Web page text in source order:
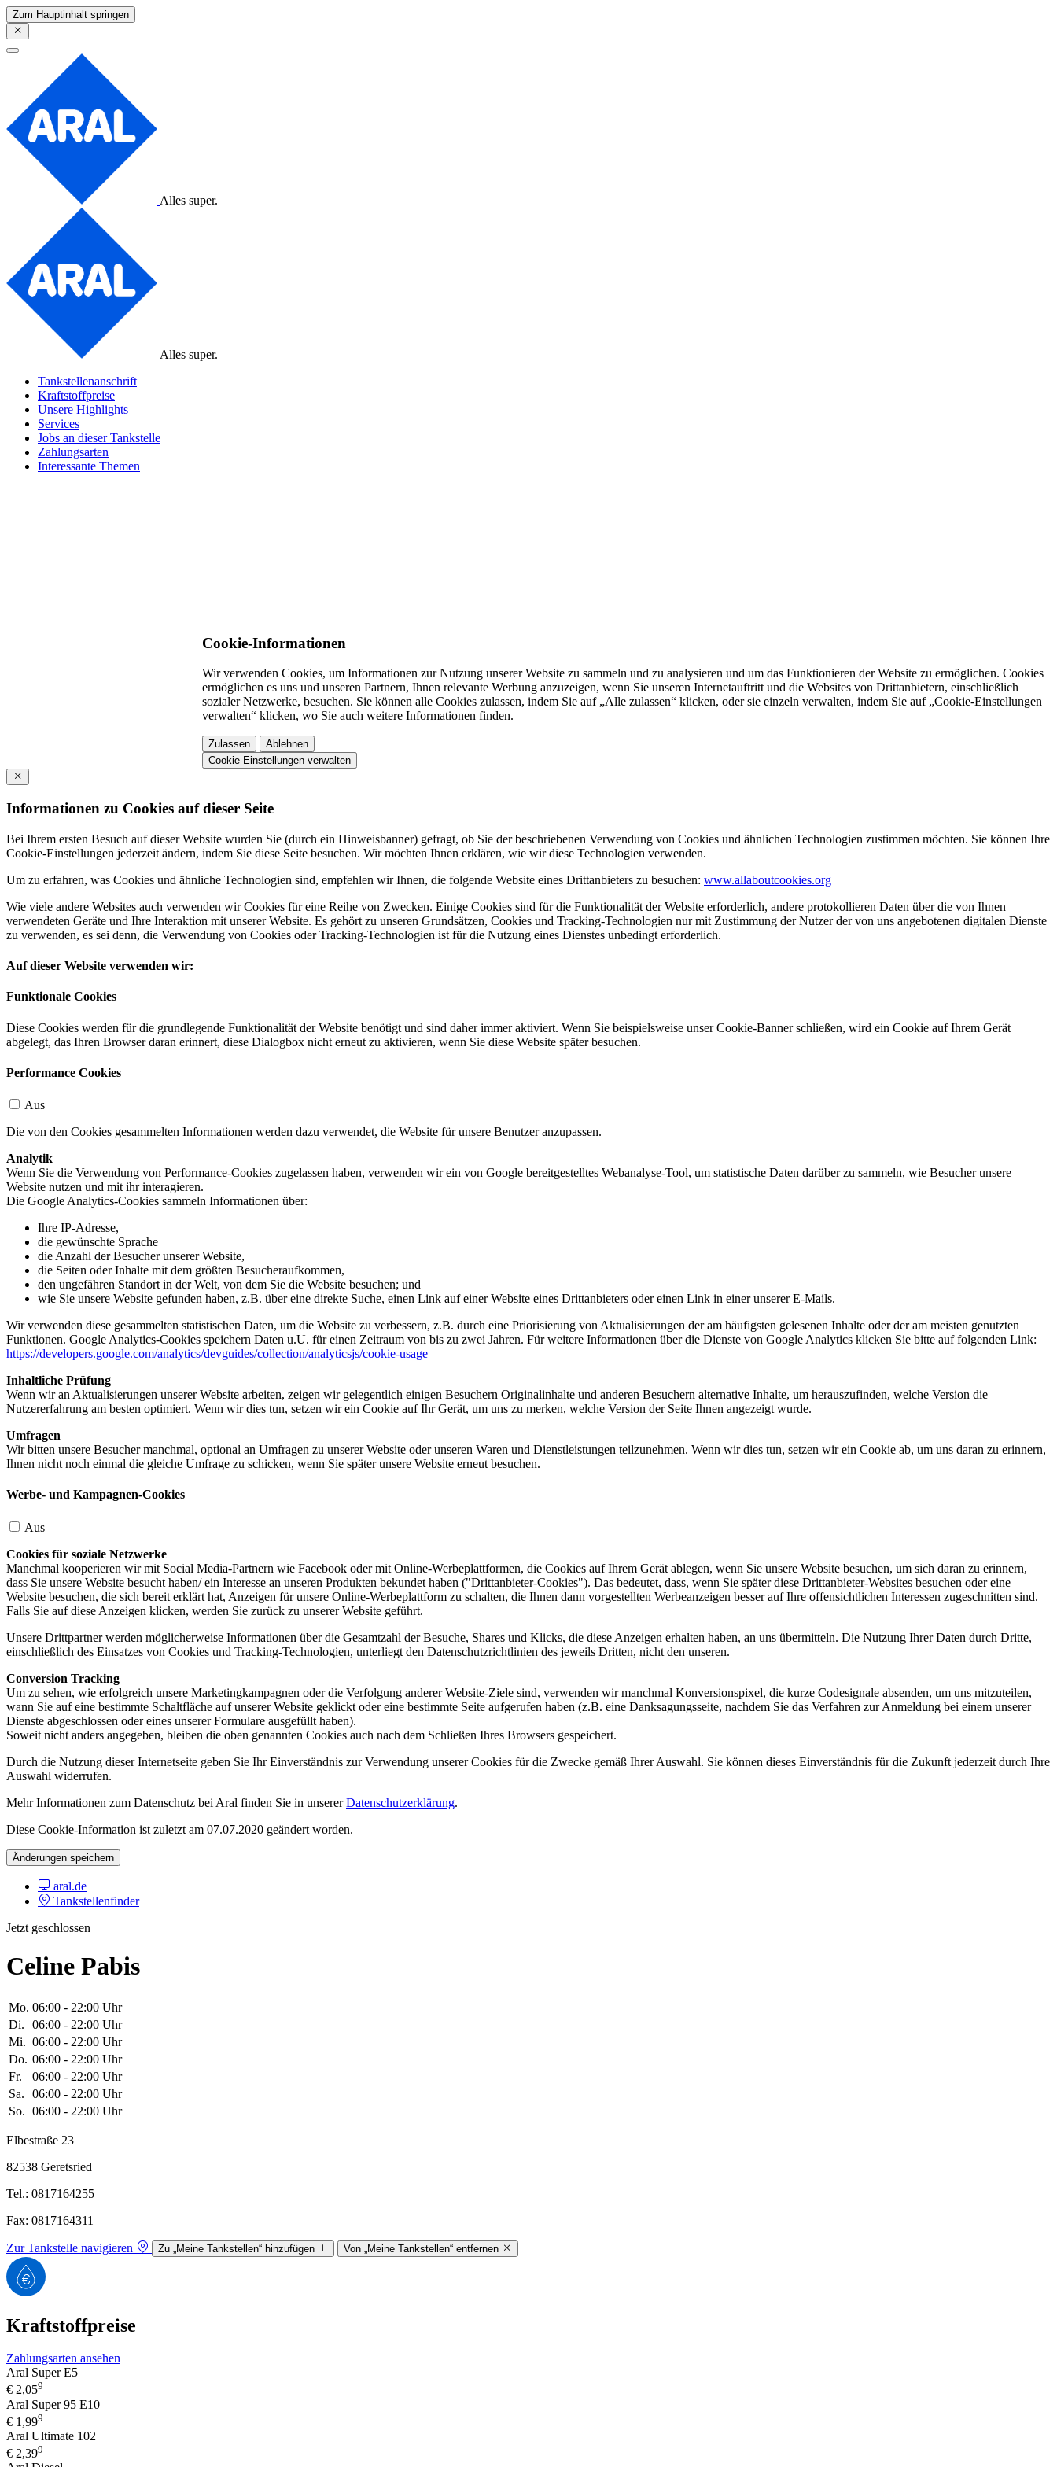
Zum Hauptinhalt springen
Alles super.
Alles super.
Tankstellenanschrift
Kraftstoffpreise
Unsere Highlights
Services
Jobs an dieser Tankstelle
Zahlungsarten
Interessante Themen
Cookie-Informationen
Wir verwenden Cookies, um Informationen zur Nutzung unserer Website zu sammeln und zu analysieren und um das Funktionieren der Website zu ermöglichen. Cookies
ermöglichen es uns und unseren Partnern, Ihnen relevante Werbung anzuzeigen, wenn Sie unseren Internetauftritt und die Websites von Drittanbietern, einschließlich
sozialer Netzwerke, besuchen. Sie können alle Cookies zulassen, indem Sie auf „Alle zulassen“ klicken, oder sie einzeln verwalten, indem Sie auf „Cookie-Einstellungen
verwalten“ klicken, wo Sie auch weitere Informationen finden.
Zulassen
Ablehnen
Cookie-Einstellungen verwalten
Informationen zu Cookies auf dieser Seite
Bei Ihrem ersten Besuch auf dieser Website wurden Sie (durch ein Hinweisbanner) gefragt, ob Sie der beschriebenen Verwendung von Cookies und ähnlichen Technologien zustimmen möchten. Sie können Ihre
Cookie-Einstellungen jederzeit ändern, indem Sie diese Seite besuchen. Wir möchten Ihnen erklären, wie wir diese Technologien verwenden.
Um zu erfahren, was Cookies und ähnliche Technologien sind, empfehlen wir Ihnen, die folgende Website eines Drittanbieters zu besuchen: www.allaboutcookies.org
Wie viele andere Websites auch verwenden wir Cookies für eine Reihe von Zwecken. Einige Cookies sind für die Funktionalität der Website erforderlich, andere protokollieren Daten über die von Ihnen
verwendeten Geräte und Ihre Interaktion mit unserer Website. Es gehört zu unseren Grundsätzen, Cookies und Tracking-Technologien nur mit Zustimmung der Nutzer der von uns angebotenen digitalen Dienste
zu verwenden, es sei denn, die Verwendung von Cookies oder Tracking-Technologien ist für die Nutzung eines Dienstes unbedingt erforderlich.
Auf dieser Website verwenden wir:
Funktionale Cookies
Diese Cookies werden für die grundlegende Funktionalität der Website benötigt und sind daher immer aktiviert. Wenn Sie beispielsweise unser Cookie-Banner schließen, wird ein Cookie auf Ihrem Gerät
abgelegt, das Ihren Browser daran erinnert, diese Dialogbox nicht erneut zu aktivieren, wenn Sie diese Website später besuchen.
Performance Cookies
Aus
Die von den Cookies gesammelten Informationen werden dazu verwendet, die Website für unsere Benutzer anzupassen.
Analytik
Wenn Sie die Verwendung von Performance-Cookies zugelassen haben, verwenden wir ein von Google bereitgestelltes Webanalyse-Tool, um statistische Daten darüber zu sammeln, wie Besucher unsere
Website nutzen und mit ihr interagieren.
Die Google Analytics-Cookies sammeln Informationen über:
Ihre IP-Adresse,
die gewünschte Sprache
die Anzahl der Besucher unserer Website,
die Seiten oder Inhalte mit dem größten Besucheraufkommen,
den ungefähren Standort in der Welt, von dem Sie die Website besuchen; und
wie Sie unsere Website gefunden haben, z.B. über eine direkte Suche, einen Link auf einer Website eines Drittanbieters oder einen Link in einer unserer E-Mails.
Wir verwenden diese gesammelten statistischen Daten, um die Website zu verbessern, z.B. durch eine Priorisierung von Aktualisierungen der am häufigsten gelesenen Inhalte oder der am meisten genutzten
Funktionen. Google Analytics-Cookies speichern Daten u.U. für einen Zeitraum von bis zu zwei Jahren. Für weitere Informationen über die Dienste von Google Analytics klicken Sie bitte auf folgenden Link:
https://developers.google.com/analytics/devguides/collection/analyticsjs/cookie-usage
Inhaltliche Prüfung
Wenn wir an Aktualisierungen unserer Website arbeiten, zeigen wir gelegentlich einigen Besuchern Originalinhalte und anderen Besuchern alternative Inhalte, um herauszufinden, welche Version die
Nutzererfahrung am besten optimiert. Wenn wir dies tun, setzen wir ein Cookie auf Ihr Gerät, um uns zu merken, welche Version der Seite Ihnen angezeigt wurde.
Umfragen
Wir bitten unsere Besucher manchmal, optional an Umfragen zu unserer Website oder unseren Waren und Dienstleistungen teilzunehmen. Wenn wir dies tun, setzen wir ein Cookie ab, um uns daran zu erinnern,
Ihnen nicht noch einmal die gleiche Umfrage zu schicken, wenn Sie später unsere Website erneut besuchen.
Werbe- und Kampagnen-Cookies
Aus
Cookies für soziale Netzwerke
Manchmal kooperieren wir mit Social Media-Partnern wie Facebook oder mit Online-Werbeplattformen, die Cookies auf Ihrem Gerät ablegen, wenn Sie unsere Website besuchen, um sich daran zu erinnern,
dass Sie unsere Website besucht haben/ ein Interesse an unseren Produkten bekundet haben ("Drittanbieter-Cookies"). Das bedeutet, dass, wenn Sie später diese Drittanbieter-Websites besuchen oder eine
Website besuchen, die sich bereit erklärt hat, Anzeigen für unsere Online-Werbeplattform zu schalten, die Ihnen dann vorgestellten Werbeanzeigen besser auf Ihre offensichtlichen Interessen zugeschnitten sind.
Falls Sie auf diese Anzeigen klicken, werden Sie zurück zu unserer Website geführt.
Unsere Drittpartner werden möglicherweise Informationen über die Gesamtzahl der Besuche, Shares und Klicks, die diese Anzeigen erhalten haben, an uns übermitteln. Die Nutzung Ihrer Daten durch Dritte,
einschließlich des Einsatzes von Cookies und Tracking-Technologien, unterliegt den Datenschutzrichtlinien des jeweils Dritten, nicht den unseren.
Conversion Tracking
Um zu sehen, wie erfolgreich unsere Marketingkampagnen oder die Verfolgung anderer Website-Ziele sind, verwenden wir manchmal Konversionspixel, die kurze Codesignale absenden, um uns mitzuteilen,
wann Sie auf eine bestimmte Schaltfläche auf unserer Website geklickt oder eine bestimmte Seite aufgerufen haben (z.B. eine Danksagungsseite, nachdem Sie das Verfahren zur Anmeldung bei einem unserer
Dienste abgeschlossen oder eines unserer Formulare ausgefüllt haben).
Soweit nicht anders angegeben, bleiben die oben genannten Cookies auch nach dem Schließen Ihres Browsers gespeichert.
Durch die Nutzung dieser Internetseite geben Sie Ihr Einverständnis zur Verwendung unserer Cookies für die Zwecke gemäß Ihrer Auswahl. Sie können dieses Einverständnis für die Zukunft jederzeit durch Ihre
Auswahl widerrufen.
Mehr Informationen zum Datenschutz bei Aral finden Sie in unsererDatenschutzerklärung.
Diese Cookie-Information ist zuletzt am 07.07.2020 geändert worden.
Änderungen speichern
aral.de
Tankstellenfinder
Jetzt geschlossen
Celine Pabis
Mo. 06:00 - 22:00 Uhr
Di.
06:00 - 22:00 Uhr
Mi. 06:00 - 22:00 Uhr
Do. 06:00 - 22:00 Uhr
Fr.
06:00 - 22:00 Uhr
Sa.
06:00 - 22:00 Uhr
So. 06:00 - 22:00 Uhr
Elbestraße 23
82538 Geretsried
Tel.: 0817164255
Fax: 0817164311
Zur Tankstelle navigieren Zu „Meine Tankstellen“ hinzufügen Von „Meine Tankstellen“ entfernen
Kraftstoffpreise
Zahlungsarten ansehen
Aral Super E5
€ 2,059
Aral Super 95 E10
€ 1,999
Aral Ultimate 102
€ 2,399